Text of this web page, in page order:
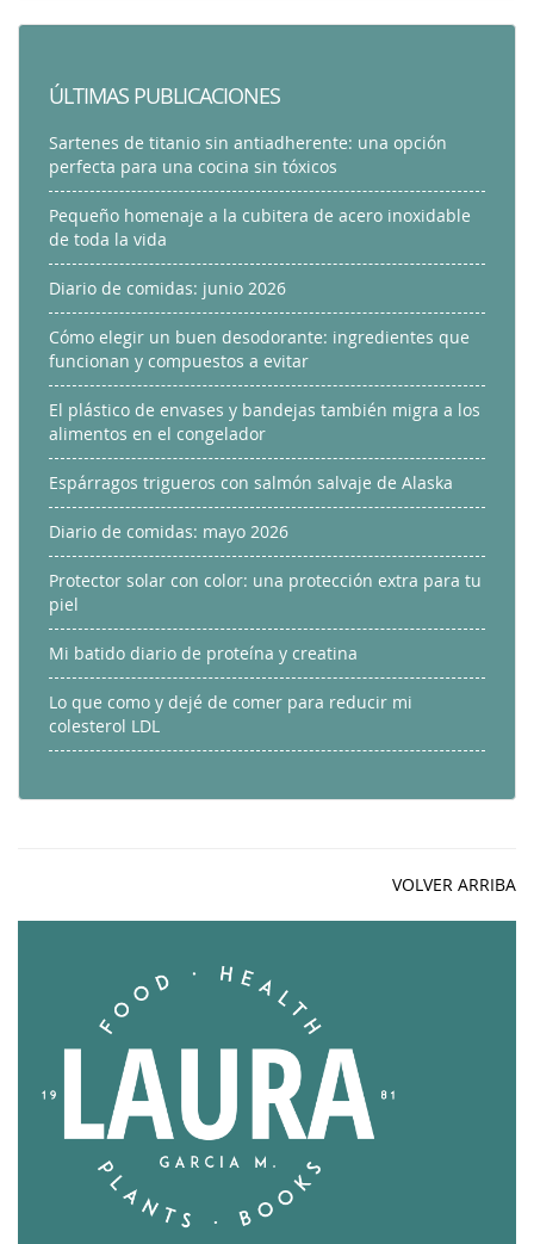
ÚLTIMAS PUBLICACIONES
Sartenes de titanio sin antiadherente: una opción
perfecta para una cocina sin tóxicos
Pequeño homenaje a la cubitera de acero inoxidable
de toda la vida
Diario de comidas: junio 2026
Cómo elegir un buen desodorante: ingredientes que
funcionan y compuestos a evitar
El plástico de envases y bandejas también migra a los
alimentos en el congelador
Espárragos trigueros con salmón salvaje de Alaska
Diario de comidas: mayo 2026
Protector solar con color: una protección extra para tu
piel
Mi batido diario de proteína y creatina
Lo que como y dejé de comer para reducir mi
colesterol LDL
VOLVER ARRIBA